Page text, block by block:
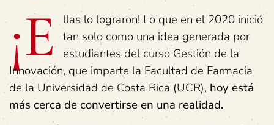
¡E llas lo lograron! Lo que en el 2020 inició
tan solo como una idea generada por
estudiantes del curso Gestión de la
Innovación, que imparte la Facultad de Farmacia
de la Universidad de Costa Rica (UCR), hoyestá
más cerca de convertirse en una realidad.